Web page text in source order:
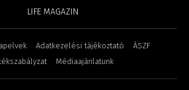
LIFE MAGAZIN
Adatkezelési tájékoztató
ÁSZF
Médiaajánlatunk